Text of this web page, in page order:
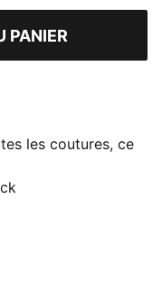
PANIER
les coutures, ce
ton allié sur le
dryCELL
restes au frais et